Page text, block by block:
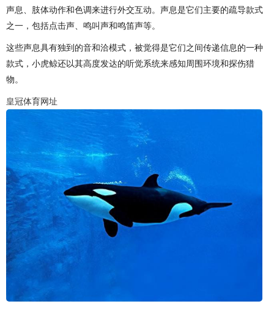
声息、肢体动作和色调来进行外交互动。声息是它们主要的疏导款式
之一，包括点击声、鸣叫声和鸣笛声等。
这些声息具有独到的音和洽模式，被觉得是它们之间传递信息的一种
款式，小虎鲸还以其高度发达的听觉系统来感知周围环境和探伤猎
物。
皇冠体育网址